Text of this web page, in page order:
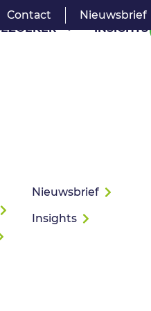
Contact Nieuwsbrief
INSIGHTS
Nieuwsbrief
Insights